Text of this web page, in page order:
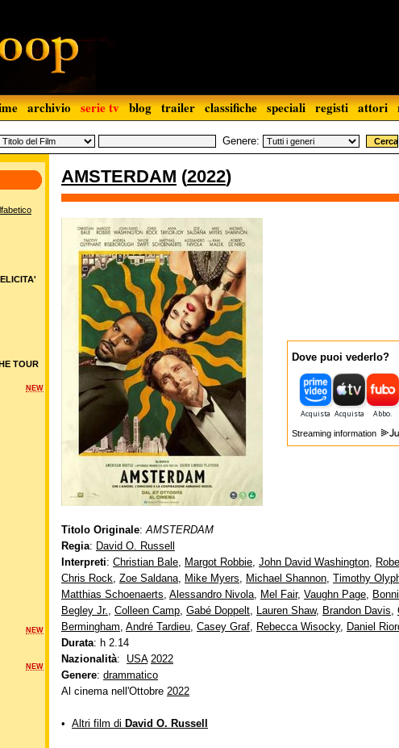
archivio serie tv blog trailer classifiche speciali registi attori
Genere:
AMSTERDAM (2022)
Dove puoi vederlo?
Streaming information
Titolo Originale:AMSTERDAM
Regia: David O. Russell
Interpreti: Christian Bale, Margot Robbie, John David Washington,
Chris Rock, Zoe Saldana, Mike Myers, Michael Shannon, Timothy
Matthias Schoenaerts, Alessandro Nivola, Mel Fair, Vaughn Page,
Begley Jr., Colleen Camp, Gabé Doppelt, Lauren Shaw, Brandon Davis,
Bermingham, André Tardieu, Casey Graf, Rebecca Wisocky, Daniel
Durata: h 2.14
Nazionalità: USA 2022
Genere: drammatico
Al cinema nell'Ottobre 2022
• Altri film di David O. Russell
TOUR
NEW
NEW
NEW